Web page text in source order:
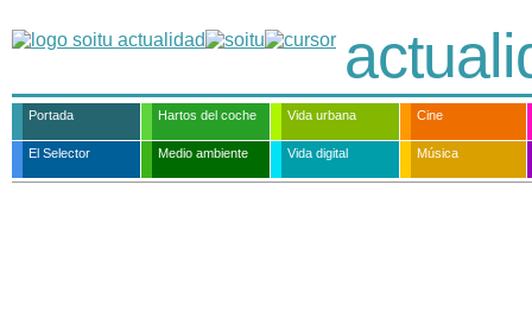
Portada Hartos del coche Vida urbana Cine
El Selector Medio ambiente Vida digital Música